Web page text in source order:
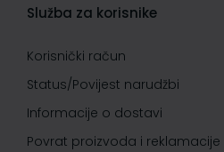
Služba za korisnike
Korisnički račun
Status/Povijest narudžbi
Informacije o dostavi
Povrat proizvoda i reklamacije